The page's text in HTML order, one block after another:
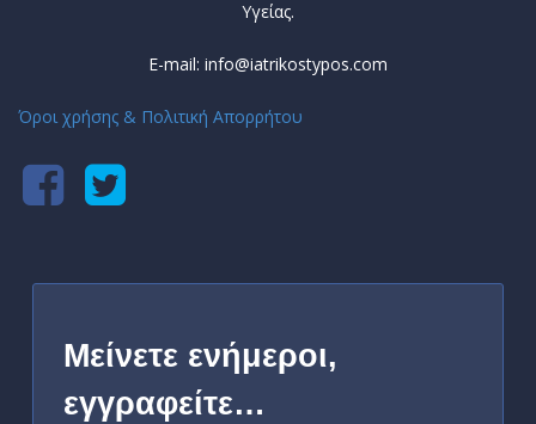
Υγείας.
E-mail: info@iatrikostypos.com
Όροι χρήσης & Πολιτική Απορρήτου
Μείνετε ενήμεροι,
εγγραφείτε…